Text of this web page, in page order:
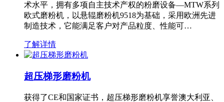
术水平，拥有多项自主技术产权的粉磨设备—MTW系列
欧式磨粉机，以悬辊磨粉机9518为基础，采用欧洲先进
制造技术，它能满足客户对产品粒度、性能可…
了解详情
超压梯形磨粉机
获得了CE和国家证书，超压梯形磨粉机享誉澳大利亚、